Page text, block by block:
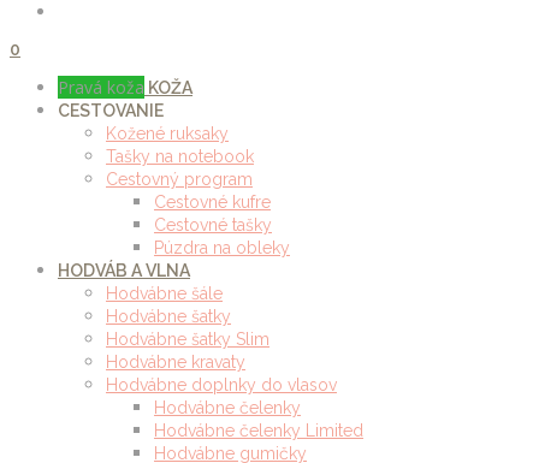
0
Pravá koža KOŽA
CESTOVANIE
Kožené ruksaky
Tašky na notebook
Cestovný program
Cestovné kufre
Cestovné tašky
Púzdra na obleky
HODVÁB A VLNA
Hodvábne šále
Hodvábne šatky
Hodvábne šatky Slim
Hodvábne kravaty
Hodvábne doplnky do vlasov
Hodvábne čelenky
Hodvábne čelenky Limited
Hodvábne gumičky